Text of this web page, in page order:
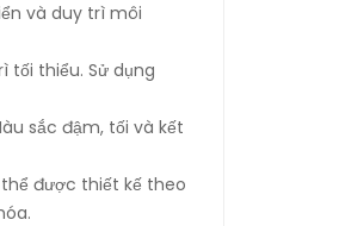
và duy trì môi
tối thiểu. Sử dụng
sắc đậm, tối và kết
được thiết kế theo